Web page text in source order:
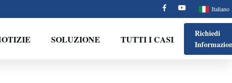
Italiano
SOLUZIONE TUTTI I CASI
Richiedi